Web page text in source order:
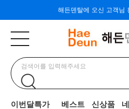
해든덴탈에 오신 고객님
이번달특가 베스트 신상품